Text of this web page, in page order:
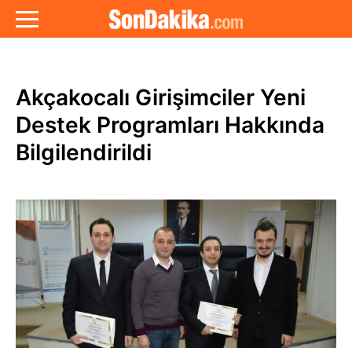
Akçakocalı Girişimciler Yeni
Destek Programları Hakkında
Bilgilendirildi